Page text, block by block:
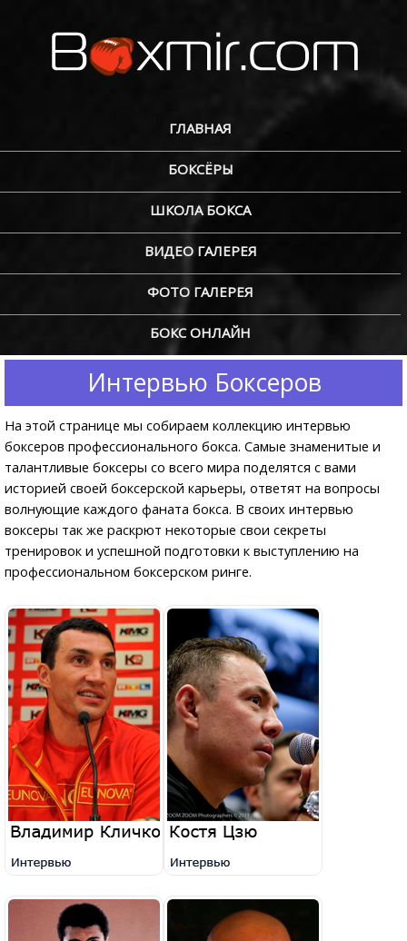
ГЛАВНАЯ
БОКСЁРЫ
ШКОЛА БОКСА
ВИДЕО ГАЛЕРЕЯ
ФОТО ГАЛЕРЕЯ
БОКС ОНЛАЙН
Интервью Боксеров
На этой странице мы собираем коллекцию интервью
боксеров профессионального бокса. Самые знаменитые и
талантливые боксеры со всего мира поделятся с вами
историей своей боксерской карьеры, ответят на вопросы
волнующие каждого фаната бокса. В своих интервью
воксеры так же раскрют некоторые свои секреты
тренировок и успешной подготовки к выступлению на
профессиональном боксерском ринге.